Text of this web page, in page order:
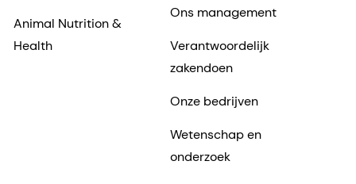
Animal Nutrition &
Health
Ons management
Verantwoordelijk
zakendoen
Onze bedrijven
Wetenschap en
onderzoek